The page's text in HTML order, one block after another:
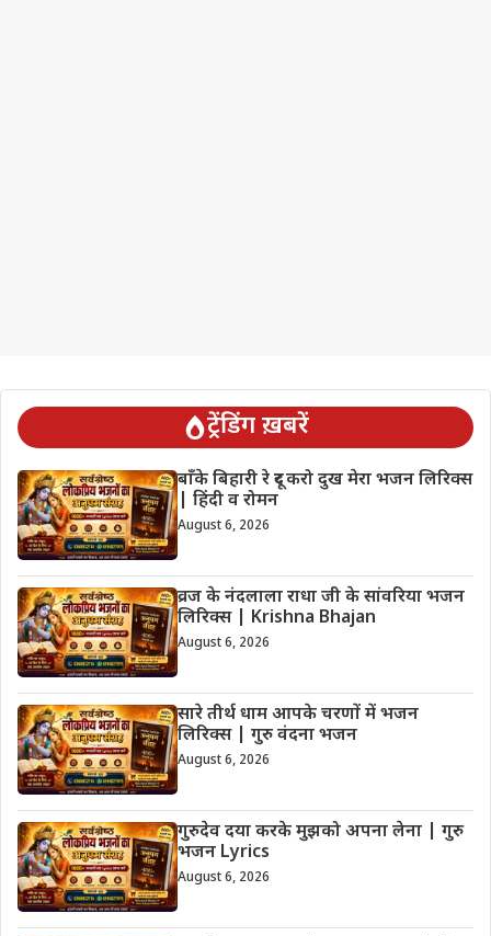
ट्रेंडिंग ख़बरें
बाँके बिहारी रे दूर करो दुख मेरा भजन लिरिक्स
| हिंदी व रोमन
August 6, 2026
व्रज के नंदलाला राधा जी के सांवरिया भजन
लिरिक्स | Krishna Bhajan
August 6, 2026
सारे तीर्थ धाम आपके चरणों में भजन
लिरिक्स | गुरु वंदना भजन
August 6, 2026
गुरुदेव दया करके मुझको अपना लेना | गुरु
भजन Lyrics
August 6, 2026